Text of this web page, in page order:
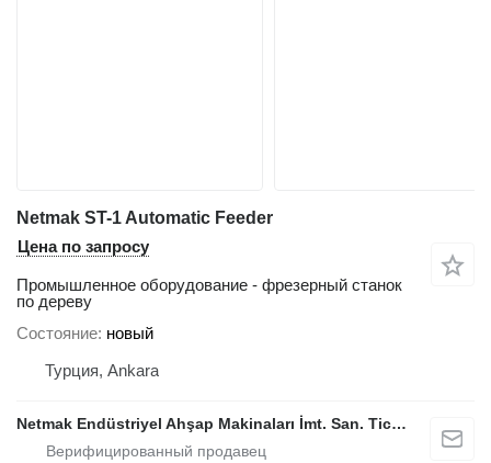
Netmak ST-1 Automatic Feeder
Цена по запросу
Промышленное оборудование - фрезерный станок
по дереву
Состояние новый
Турция, Ankara
Netmak Endüstriyel Ahşap Makinaları İmt. San. Tic. A.Ş.